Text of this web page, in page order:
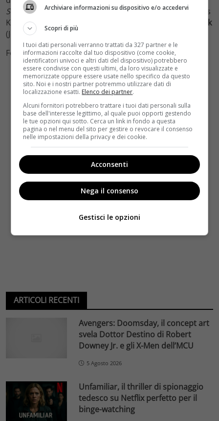
Sfumature di grigioci sono ancheEloise Mumford (alias
Kate Kavaanagh),
Victor Rasuk
(José) eJennifer Ehle
Foto by Facebook
ARTICOLI RECENTI
Avengers: Doomsday, il concept art
svela Dottor Destino di Robert
Downey Jr. e gli X-Men dell’MCU
5 Agosto 2026
Unfamiliar, il thriller di spionaggio
tedesco su Netflix perfetto per il
binge-watching
Archiviare informazioni su dispositivo e/o accedervi
Scopri di più
I tuoi dati personali verranno trattati da 327 partner e le
informazioni raccolte dal tuo dispositivo (come cookie,
identificatori univoci e altri dati del dispositivo) potrebbero
essere condivise con questi ultimi, da loro visualizzate e
memorizzate oppure essere usate nello specifico da questo
sito. Noi e i nostri partner potremmo utilizzare dati di
localizzazione esatti. Elenco dei partner.
Alcuni fornitori potrebbero trattare i tuoi dati personali sulla
base dell'interesse legittimo, al quale puoi opporti gestendo
le tue opzioni qui sotto. Cerca un link in fondo a questa
pagina o nel menu del sito per gestire o revocare il consenso
nelle impostazioni della privacy e dei cookie.
Acconsenti
Nega il consenso
Gestisci le opzioni